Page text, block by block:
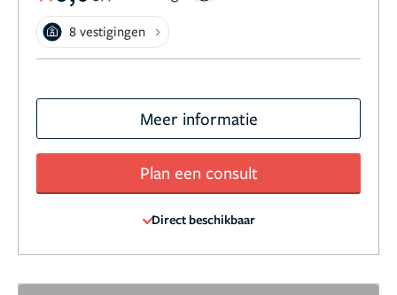
8 vestigingen
Meer informatie
Plan een consult
Direct beschikbaar